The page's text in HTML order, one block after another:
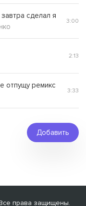
сделал я
3:00
2:13
отпущу ремикс
3:33
Добавить
права защищены.